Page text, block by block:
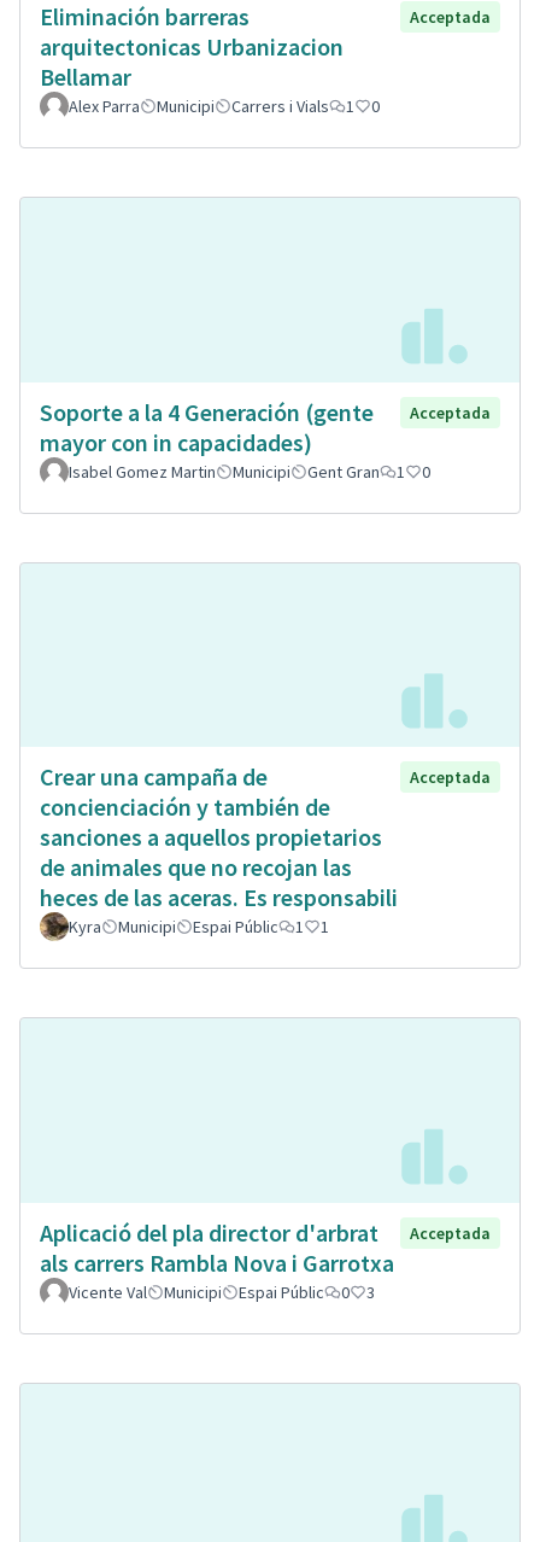
Eliminación barreras
arquitectonicas Urbanizacion
Bellamar
Acceptada
Alex Parra Municipi Carrers i Vials 1 0
Soporte a la 4 Generación (gente
mayor con in capacidades)
Acceptada
Isabel Gomez Martin Municipi Gent Gran 1 0
Crear una campaña de
concienciación y también de
sanciones a aquellos propietarios
de animales que no recojan las
heces de las aceras. Es responsabili
Acceptada
Kyra Municipi Espai Públic 1 1
Aplicació del pla director d'arbrat
als carrers Rambla Nova i Garrotxa
Acceptada
Vicente Val Municipi Espai Públic 0 3